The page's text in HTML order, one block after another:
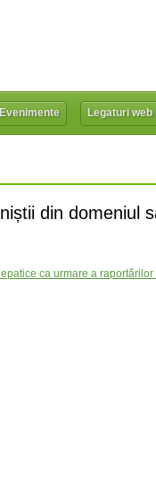
Evenimente Legaturi web
din domeniul
ca urmare a